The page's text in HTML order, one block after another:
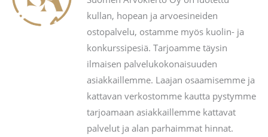
kullan, hopean ja arvoesineiden
ostopalvelu, ostamme myös kuolin- ja
konkurssipesiä. Tarjoamme täysin
ilmaisen palvelukokonaisuuden
asiakkaillemme. Laajan osaamisemme ja
kattavan verkostomme kautta pystymme
tarjoamaan asiakkaillemme kattavat
palvelut ja alan parhaimmat hinnat.